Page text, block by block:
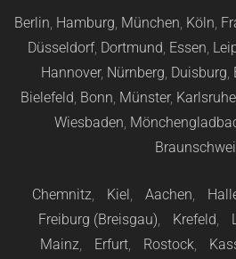
Berlin, Hamburg, München, Köln,
Düsseldorf, Dortmund, Essen,
Hannover, Nürnberg, Duisburg,
Bielefeld, Bonn, Münster, Karlsruhe
Wiesbaden,
Chemnitz, Kiel, Aachen,
Freiburg (Breisgau), Krefeld,
Mainz, Erfurt, Rostock,